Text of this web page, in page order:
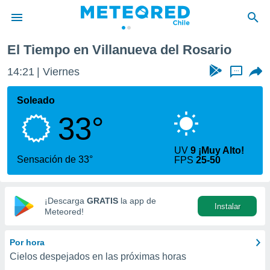
de
por
que se
calidad.
a este
las
y
forma
digital
basada
El Tiempo en Villanueva del Rosario
14:21 Viernes ...
Soleado
33°
Sensación de 33°
UV9 ¡Muy Alto!
FPS25-50
¡Descarga GRATIS la app de
Meteored!
Instalar
Por hora
Cielos despejados en las próximas horas